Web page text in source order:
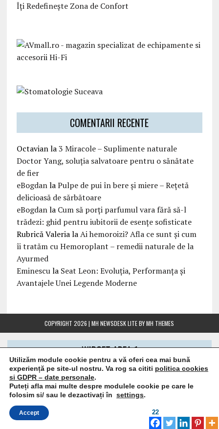
22
Îți Redefinește Zona de Confort
COMENTARII RECENTE
Octavianla3 Miracole – Suplimente naturale
Doctor Yang, soluția salvatoare pentru o sănătate
de fier
eBogdanlaPulpe de pui în bere și miere – Rețetă
delicioasă de sărbătoare
eBogdanla Cum să porți parfumul vara fără să-l
trădezi: ghid pentru iubitorii de esențe sofisticate
Rubrică ValerialaAi hemoroizi? Afla ce sunt și cum
îi tratăm cu Hemoroplant – remedii naturale de la
Ayurmed
Eminescula Seat Leon: Evoluția, Performanța și
Avantajele Unei Legende Moderne
COPYRIGHT 2026 | MH NEWSDESK LITE BYMH THEMES
Utilizăm module cookie pentru a vă oferi cea mai bună
experiență pe site-ul nostru. Va rog sa cititi politica cookies
si GDPR – date personale.
Puteți afla mai multe despre modulele cookie pe care le
folosim si/ sau le dezactivați în settings.
Accept
WIDGET AREA 1
Add some widgets from admin panel